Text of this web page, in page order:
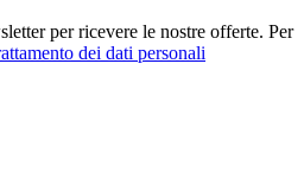
per ricevere le nostre offerte. Per
dei dati personali